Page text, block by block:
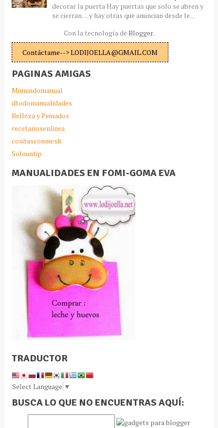
decorar la puerta Hay puertas que solo se abren y
se cierran… y hay otras que anuncian desde le...
Con la tecnología de Blogger.
Contáctame--> LODIJOELLA@GMAIL.COM
PAGINAS AMIGAS
Mimundomanual
dtodomanualidades
Belleza y Peinados
recetariosenlinea
cositasconmesh
Solountip
MANUALIDADES EN FOMI-GOMA EVA
TRADUCTOR
Select Language ▼
BUSCA LO QUE NO ENCUENTRAS AQUÍ: